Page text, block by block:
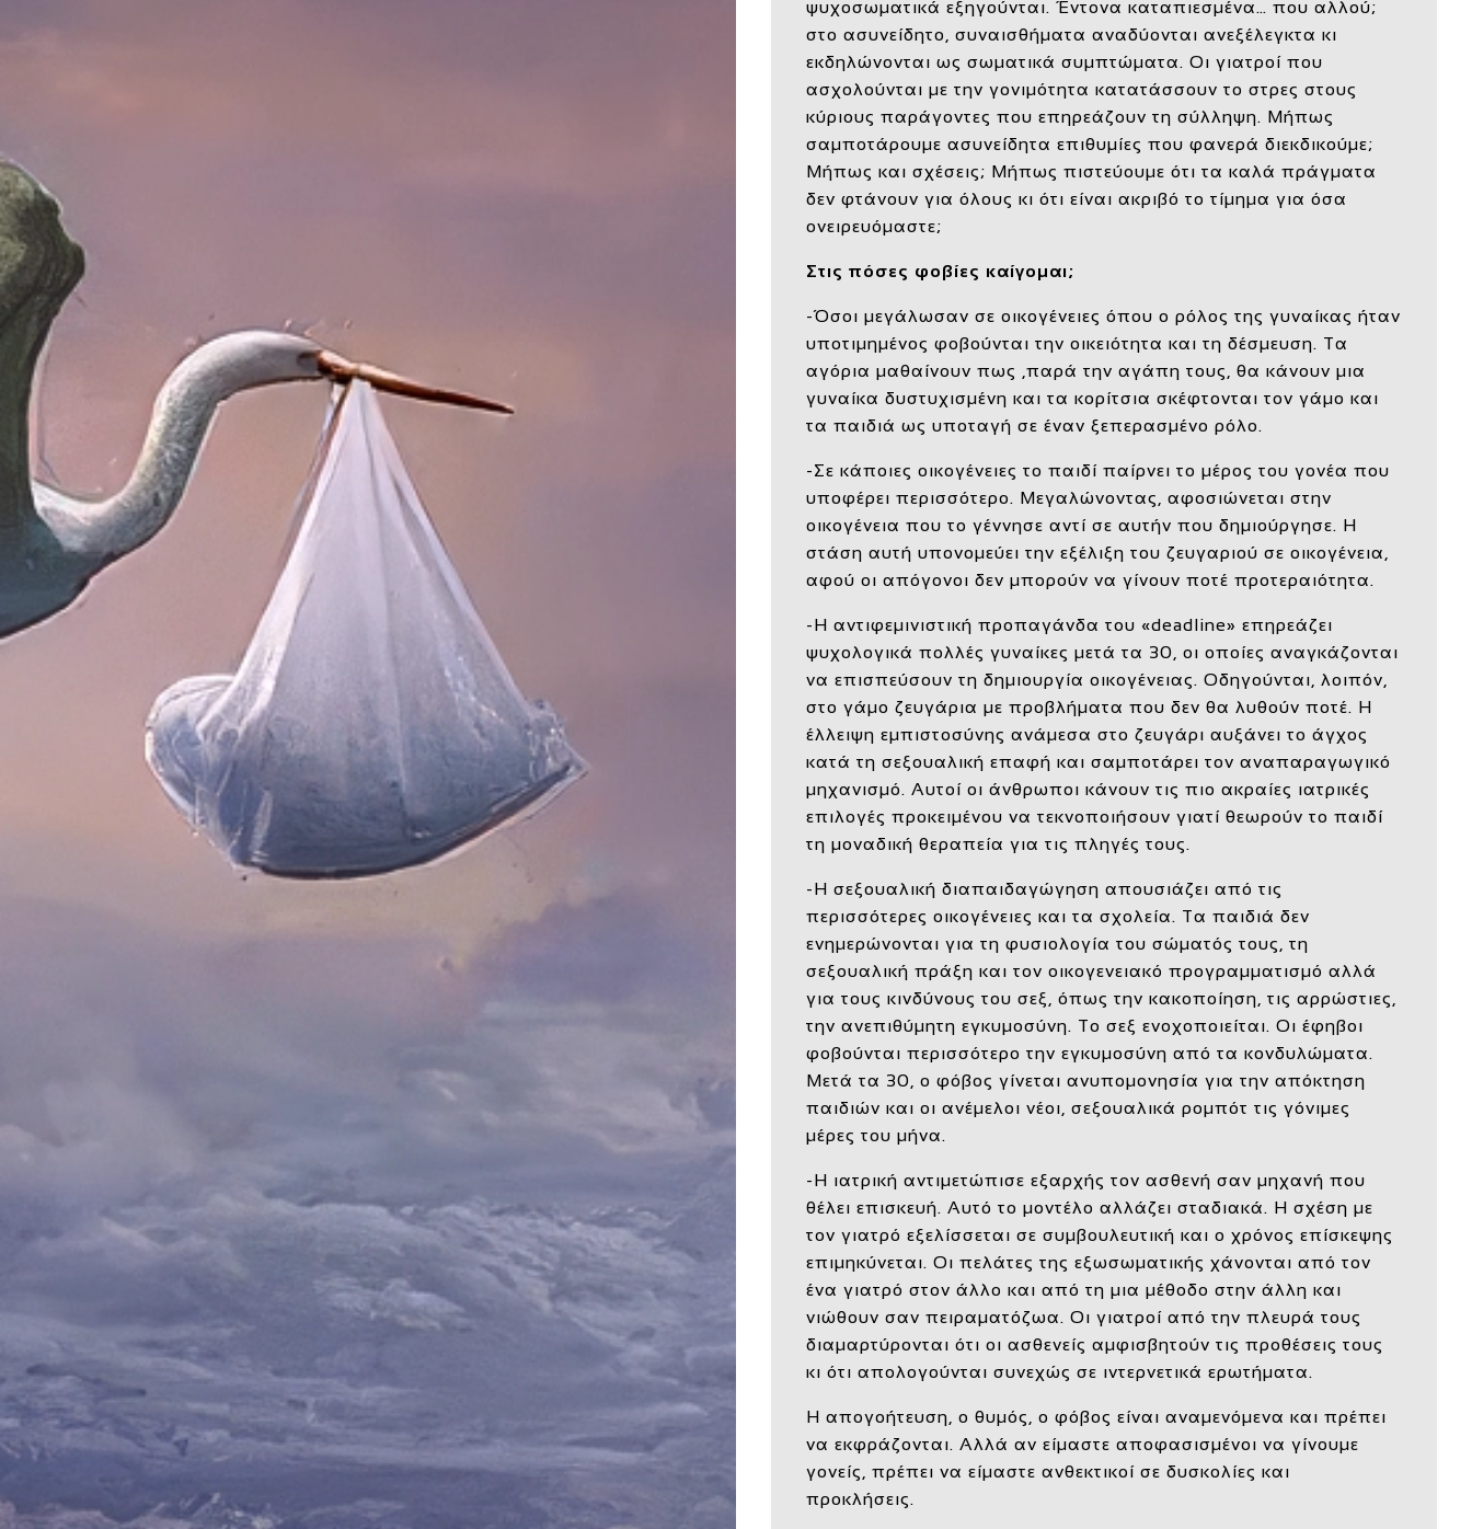
ψυχοσωματικά εξηγούνται. Έντονα καταπιεσμένα… που αλλού;
στο ασυνείδητο, συναισθήματα αναδύονται ανεξέλεγκτα κι
εκδηλώνονται ως σωματικά συμπτώματα. Οι γιατροί που
ασχολούνται με την γονιμότητα κατατάσσουν το στρες στους
κύριους παράγοντες που επηρεάζουν τη σύλληψη. Μήπως
σαμποτάρουμε ασυνείδητα επιθυμίες που φανερά διεκδικούμε;
Μήπως και σχέσεις; Μήπως πιστεύουμε ότι τα καλά πράγματα
δεν φτάνουν για όλους κι ότι είναι ακριβό το τίμημα για όσα
ονειρευόμαστε;
Στις πόσες φοβίες καίγομαι;
-Όσοι μεγάλωσαν σε οικογένειες όπου ο ρόλος της γυναίκας ήταν
υποτιμημένος φοβούνται την οικειότητα και τη δέσμευση. Τα
αγόρια μαθαίνουν πως ,παρά την αγάπη τους, θα κάνουν μια
γυναίκα δυστυχισμένη και τα κορίτσια σκέφτονται τον γάμο και
τα παιδιά ως υποταγή σε έναν ξεπερασμένο ρόλο.
-Σε κάποιες οικογένειες το παιδί παίρνει το μέρος του γονέα που
υποφέρει περισσότερο. Μεγαλώνοντας, αφοσιώνεται στην
οικογένεια που το γέννησε αντί σε αυτήν που δημιούργησε. Η
στάση αυτή υπονομεύει την εξέλιξη του ζευγαριού σε οικογένεια,
αφού οι απόγονοι δεν μπορούν να γίνουν ποτέ προτεραιότητα.
-Η αντιφεμινιστική προπαγάνδα του «deadline» επηρεάζει
ψυχολογικά πολλές γυναίκες μετά τα 30, οι οποίες αναγκάζονται
να επισπεύσουν τη δημιουργία οικογένειας. Οδηγούνται, λοιπόν,
στο γάμο ζευγάρια με προβλήματα που δεν θα λυθούν ποτέ. Η
έλλειψη εμπιστοσύνης ανάμεσα στο ζευγάρι αυξάνει το άγχος
κατά τη σεξουαλική επαφή και σαμποτάρει τον αναπαραγωγικό
μηχανισμό. Αυτοί οι άνθρωποι κάνουν τις πιο ακραίες ιατρικές
επιλογές προκειμένου να τεκνοποιήσουν γιατί θεωρούν το παιδί
τη μοναδική θεραπεία για τις πληγές τους.
-Η σεξουαλική διαπαιδαγώγηση απουσιάζει από τις
περισσότερες οικογένειες και τα σχολεία. Τα παιδιά δεν
ενημερώνονται για τη φυσιολογία του σώματός τους, τη
σεξουαλική πράξη και τον οικογενειακό προγραμματισμό αλλά
για τους κινδύνους του σεξ, όπως την κακοποίηση, τις αρρώστιες,
την ανεπιθύμητη εγκυμοσύνη. Το σεξ ενοχοποιείται. Οι έφηβοι
φοβούνται περισσότερο την εγκυμοσύνη από τα κονδυλώματα.
Μετά τα 30, ο φόβος γίνεται ανυπομονησία για την απόκτηση
παιδιών και οι ανέμελοι νέοι, σεξουαλικά ρομπότ τις γόνιμες
μέρες του μήνα.
-Η ιατρική αντιμετώπισε εξαρχής τον ασθενή σαν μηχανή που
θέλει επισκευή. Αυτό το μοντέλο αλλάζει σταδιακά. Η σχέση με
τον γιατρό εξελίσσεται σε συμβουλευτική και ο χρόνος επίσκεψης
επιμηκύνεται. Οι πελάτες της εξωσωματικής χάνονται από τον
ένα γιατρό στον άλλο και από τη μια μέθοδο στην άλλη και
νιώθουν σαν πειραματόζωα. Οι γιατροί από την πλευρά τους
διαμαρτύρονται ότι οι ασθενείς αμφισβητούν τις προθέσεις τους
κι ότι απολογούνται συνεχώς σε ιντερνετικά ερωτήματα.
Η απογοήτευση, ο θυμός, ο φόβος είναι αναμενόμενα και πρέπει
να εκφράζονται. Αλλά αν είμαστε αποφασισμένοι να γίνουμε
γονείς, πρέπει να είμαστε ανθεκτικοί σε δυσκολίες και
προκλήσεις.